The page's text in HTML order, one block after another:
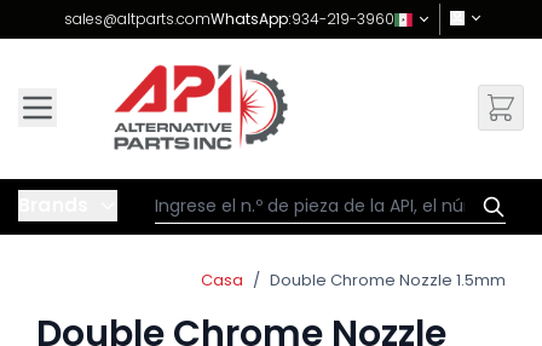
Skip to Content
sales@altparts.comWhatsApp:934-219-3960
Casa / Double Chrome Nozzle 1.5mm
Double Chrome Nozzle